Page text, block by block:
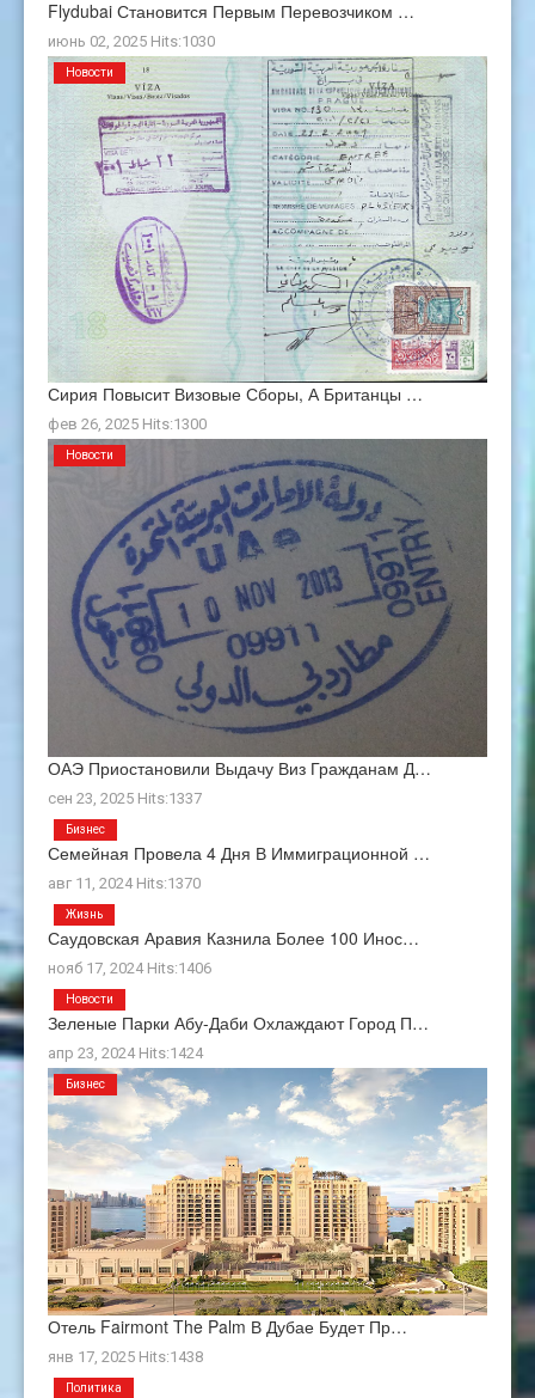
Flydubai Становится Первым Перевозчиком …
июнь 02, 2025 Hits:1030
Сирия Повысит Визовые Сборы, А Британцы …
фев 26, 2025 Hits:1300
Новости
ОАЭ Приостановили Выдачу Виз Гражданам Д…
сен 23, 2025 Hits:1337
Новости
Семейная Провела 4 Дня В Иммиграционной …
авг 11, 2024 Hits:1370
Бизнес
Саудовская Аравия Казнила Более 100 Инос…
нояб 17, 2024 Hits:1406
Жизнь
Зеленые Парки Абу-Даби Охлаждают Город П…
апр 23, 2024 Hits:1424
Новости
Отель Fairmont The Palm В Дубае Будет Пр…
янв 17, 2025 Hits:1438
Бизнес
Политика